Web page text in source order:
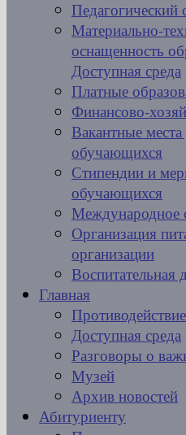
Педагогический
Материально-
оснащенность
Доступная среда
Платные
Финансово-
Вакантные
обучающихся
Стипендии и
обучающихся
Международное
Организация
организации
Воспитательная
Главная
Доступная среда
Разговоры о
Музей
Архив новостей
Абитуриенту